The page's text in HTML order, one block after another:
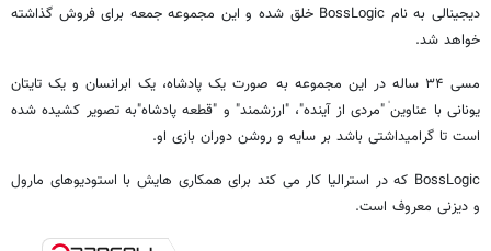
دیجینالی به نام BossLogic خلق شده و این مجموعه جمعه برای فروش گذاشته
‌خواهد شد.
مسی ۳۴ ساله در این مجموعه به صورت یک پادشاه، یک ابرانسان و یک تایتان
یونانی با عناوین ‌ٰ‌"مردی از آینده"، "ارزشمند" و "قطعه پادشاه"به تصویر کشیده شده
است تا گرامیداشتی باشد بر سایه و روشن دوران بازی او.
BossLogic که در استرالیا کار می کند برای همکاری هایش با استودیوهای مارول
و دیزنی معروف است.